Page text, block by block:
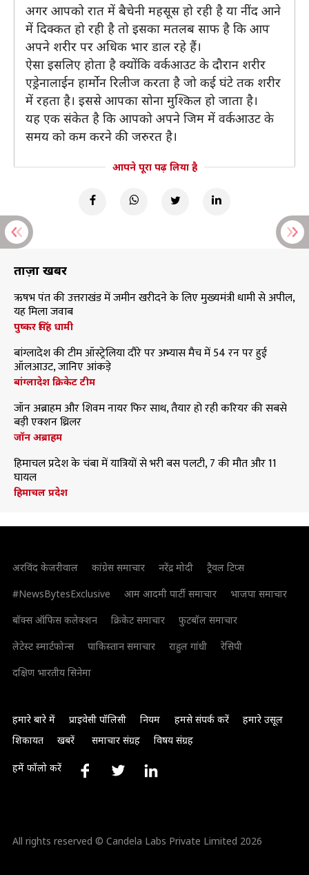
अगर आपको रात में बैचेनी महसूस हो रही है या नींद आने
में दिक्कत हो रही है तो इसका मतलब साफ है कि आप
अपने शरीर पर अधिक भार डाल रहे हैं।
ऐसा इसलिए होता है क्योंकि वर्कआउट के दौरान शरीर
एड्रेनालाईन हार्मोन रिलीज करता है जो कई घंटे तक शरीर
में रहता है। इससे आपका सोना मुश्किल हो जाता है।
यह एक संकेत है कि आपको अपने जिम में वर्कआउट के
समय को कम करने की जरुरत है।
आपने पूरा पढ़ लिया है
ताज़ा खबरें
ऋषभ पंत की उत्तराखंड में जमीन खरीदने के लिए मुख्यमंत्री धामी से अपील,
यह मिला जवाब
पुष्कर सिंह धामी
बांग्लादेश की टीम ऑस्ट्रेलिया दौरे पर अभ्यास मैच में 54 रन पर हुई
ऑलआउट, जानिए आंकड़े
बांग्लादेश क्रिकेट टीम
जॉन अब्राहम और शिवम नायर फिर साथ, तैयार हो रही करियर की सबसे
बड़ी एक्शन थ्रिलर
जॉन अब्राहम
हिमाचल प्रदेश के चंबा में यात्रियों से भरी बस पलटी, 7 की मौत और 11
घायल
हिमाचल प्रदेश
अरविंद केजरीवाल कांग्रेस समाचार नरेंद्र मोदी
ट्रैवल टिप्स
#NewsBytesExclusive
आम आदमी पार्टी समाचार
भाजपा समाचार
बॉक्स ऑफिस कलेक्शन
क्रिकेट समाचार
फुटबॉल समाचार
लेटेस्ट स्मार्टफोन्स
पाकिस्तान समाचार राहुल गांधी
रेसिपी
दक्षिण भारतीय सिनेमा
हमारे बारे में प्राइवेसी पॉलिसी नियम हमसे संपर्क करें
हमारे उसूल
शिकायत
खबरें समाचार संग्रह विषय संग्रह
हमें फॉलो करें
All rights reserved © Candela Labs Private Limited 2026